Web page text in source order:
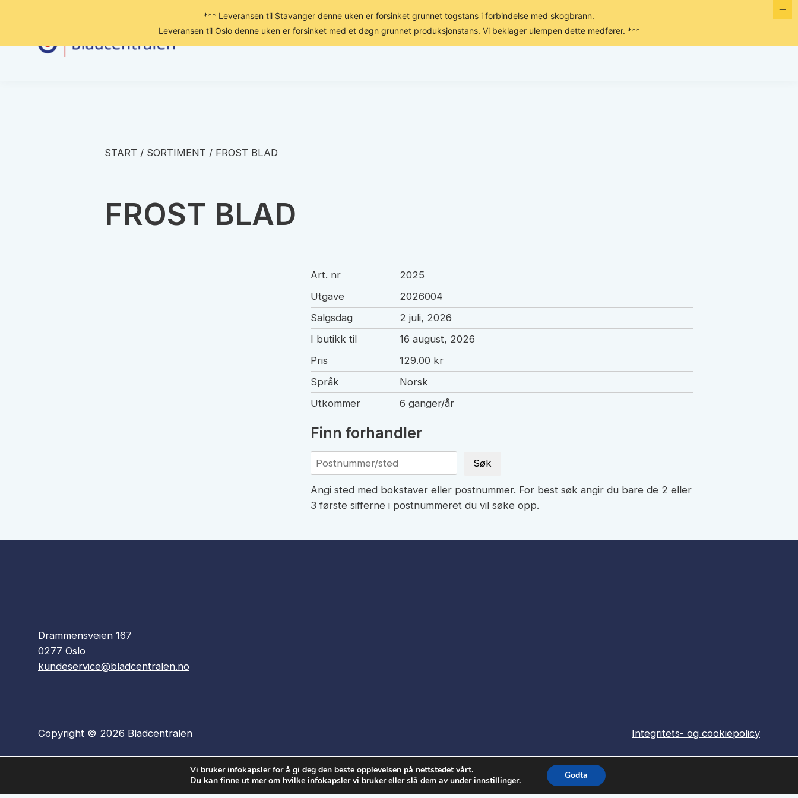
START / SORTIMENT / FROST BLAD
FROST BLAD
Art. nr
2025
Utgave
2026004
Salgsdag
2 juli, 2026
I butikk til
16 august, 2026
Pris
129.00 kr
Språk
Norsk
Utkommer
6 ganger/år
Finn forhandler
Søk
Angi sted med bokstaver eller postnummer. For best søk angir du bare de 2 eller
3 første sifferne i postnummeret du vil søke opp.
Drammensveien 167
0277 Oslo
kundeservice@bladcentralen.no
Copyright © 2026 Bladcentralen Integritets- og cookiepolicy
Vi bruker infokapsler for å gi deg den beste opplevelsen på nettstedet vårt.
Du kan finne ut mer om hvilke infokapsler vi bruker eller slå dem av underinnstillinger. Godta
*** Leveransen til Stavanger denne uken er forsinket grunnet togstans i forbindelse med skogbrann.
Leveransen til Oslo denne uken er forsinket med et døgn grunnet produksjonstans. Vi beklager ulempen dette medfører. ***